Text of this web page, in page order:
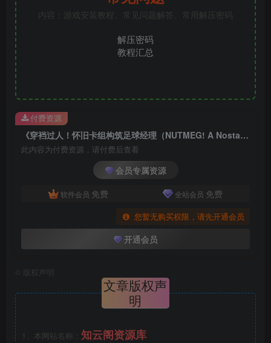
内容：游戏安装教程、常见问题解答、常用解压密码
解压密码
教程汇总
《穿裆过人！怀旧卡组构筑足球经理（NUTMEG! A Nostalgic Deckbuilding FM）》[英文]
此内容为付费资源，请付费后查看
会员专属资源
软件会员 免费 全站会员 免费
您暂无购买权限，请先开通会员
开通会员
付费资源
版权声明
文章版权声
明
1、本网站名称： 知云阁资源库